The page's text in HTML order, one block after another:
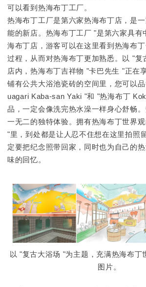
可以看到热海布丁工厂。
热海布丁工厂是第六家热海布丁店，是
能的新店。热海布丁工厂 "是第六家具有
海布丁店，游客可以在这里看到热海布
过程，从而对热海布丁更加熟悉。以 "复
店内，热海布丁吉祥物 "卡巴先生 "正在
铺有公共大浴池瓷砖的空间里，您可以
uagari Kaba-san Yaki "和 "热海布丁
品，一定会像洗完热水澡一样身心舒畅
一无二的独特体验。拥有热海布丁世界
"里，到处都是让人忍不住想在这里拍照
定要把纪念照带回家，同时也为自己的
味的回忆。
以 "复古大浴场 "为主题，充满热海布丁
图片。